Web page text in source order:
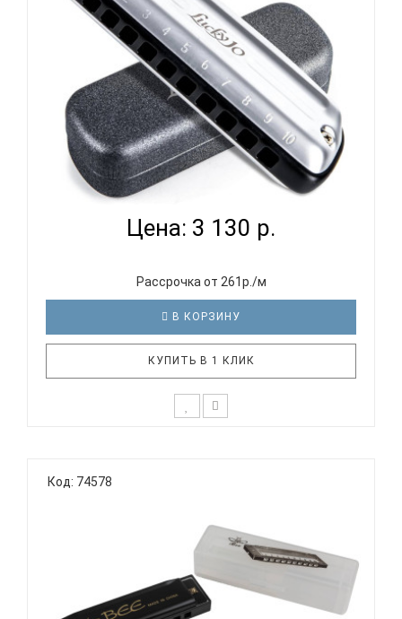
Пластиковый кейс EASTT..
EASTTOP LUCKY 10 BLACK COMB - ГУБНАЯ
ГАРМОНИКА ДИА...
Цена: 3 130 р.
Рассрочка от 261р./м
В КОРЗИНУ
КУПИТЬ В 1 КЛИК
характеристики: Количество отверстий: 10 Строй:
сталь Материал язычков: фос..
Код: 74578